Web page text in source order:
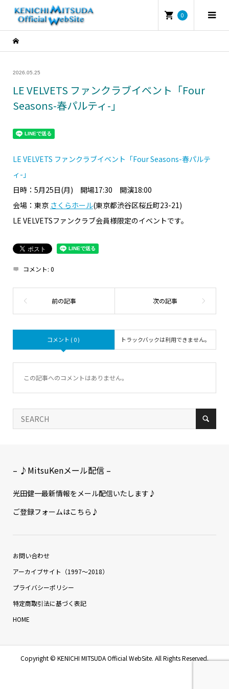
0
2026.05.25
LE VELVETS ファンクラブイベント「Four
Seasons-春パルティ-」
LE VELVETS ファンクラブイベント「Four Seasons-春パルテ
ィ-」
日時：5月25日(月) 開場17:30 開演18:00
会場：東京 さくらホール(東京都渋谷区桜丘町23-21)
LE VELVETSファンクラブ会員様限定のイベントです。
コメント: 0
コメント ( 0 ) トラックバックは利用できません。
この記事へのコメントはありません。
– ♪MitsuKenメール配信 –
光田健一最新情報をメール配信いたします♪
ご登録フォームはこちら♪
お問い合わせ
アーカイブサイト（1997〜2018）
プライバシーポリシー
特定商取引法に基づく表記
HOME
Copyright © KENICHI MITSUDA Official WebSite. All Rights Reserved.